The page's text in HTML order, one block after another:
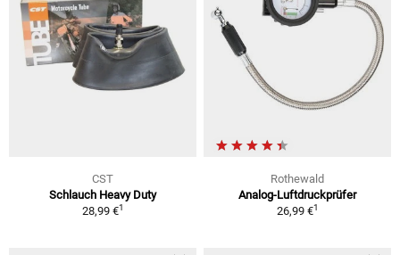
CST
Schlauch Heavy Duty
28,99 €1
Rothewald
Analog-Luftdruckprüfer
26,99 €1